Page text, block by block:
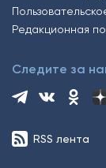
Редакционная
Следите за
RSS лента